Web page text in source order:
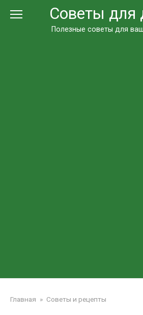
Советы для
Полезные советы для
Главная » Советы и рецепты